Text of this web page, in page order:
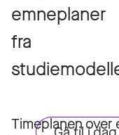
emneplaner
fra
Timeplanen